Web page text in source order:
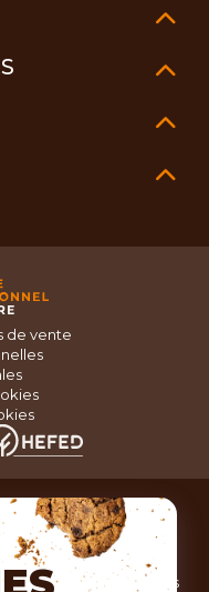
de vente
pour concocter de
d’un grand chef ?
nous vous
issus des meilleures